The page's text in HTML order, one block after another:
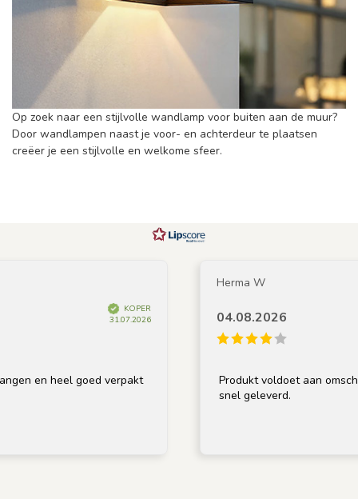
Op zoek naar een stijlvolle wandlamp voor buiten aan de muur?
Door wandlampen naast je voor- en achterdeur te plaatsen
creëer je een stijlvolle en welkome sfeer.
heel goed verpakt
Herma W
04.08.2026
Produkt voldoet aan omschrijving,
snel geleverd.